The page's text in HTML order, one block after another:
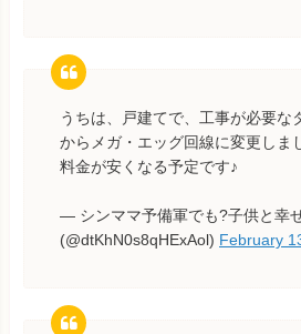
うちは、戸建てで、工事が必要
からメガ・エッグ回線に変更しま
料金が安くなる予定です♪
— シンママ予備軍でも?子供と幸
(@dtKhN0s8qHExAol) February